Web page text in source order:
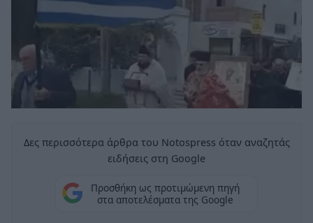
Δες περισσότερα άρθρα του Notospress όταν αναζητάς
ειδήσεις στη Google
Προσθήκη ως προτιμώμενη πηγή
στα αποτελέσματα της Google